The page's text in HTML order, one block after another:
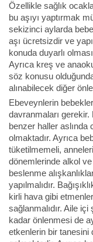
Özellikle sağlık
bu aşıyı yaptırmak
sekizinci aylarda
aşı ücretsizdir ve
konuda duyarlı
Ayrıca kreş ve
söz konusu
alınabilecek diğer
Ebeveynlerin
davranmaları gerekir.
benzer haller aslında
olmaktadır. Ayrıca
tüketilmemeli,
dönemlerinde alkol ve
beslenme
yapılmalıdır.
kirli hava gibi
sağlanmalıdır. Aile
kadar önlenmesi de
etkenlerin bir tanesini